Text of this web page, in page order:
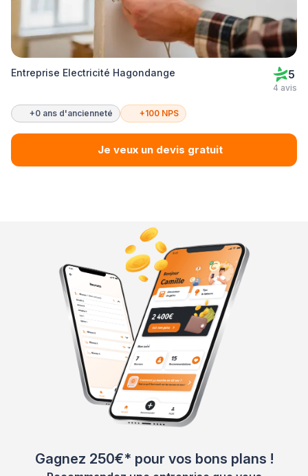
Entreprise Electricité Hagondange 5
4 avis
+0 ans d'ancienneté +100 NPS
Je veux un devis gratuit
Gagnez 250€* pour vos bons plans !